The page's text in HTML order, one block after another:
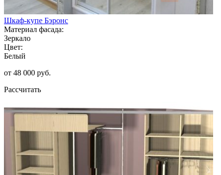
Шкаф-купе Бэронс
Материал фасада:
Зеркало
Цвет:
Белый
от 48 000 руб.
Рассчитать